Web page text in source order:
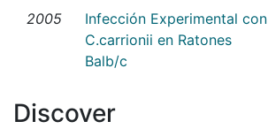
2005
Infección Experimental con
C.carrionii en Ratones
Balb/c
Discover